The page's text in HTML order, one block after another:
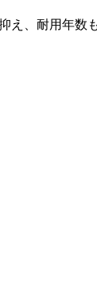
、耐用年